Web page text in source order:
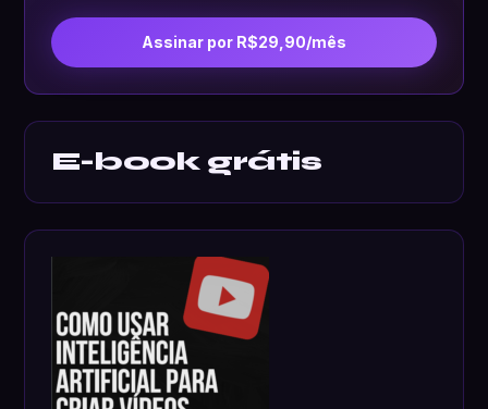
Assinar por R$29,90/mês
E-book grátis